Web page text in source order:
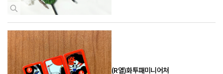
(R열)화투패미니어쳐